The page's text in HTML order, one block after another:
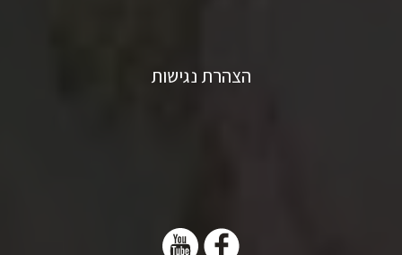
הצהרת נגישות